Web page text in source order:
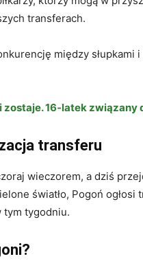
transferach.
między słupkami
zostaje. 16‑latek związany
transferu
wieczorem, a dziś
światło, Pogoń
tym tygodniu.